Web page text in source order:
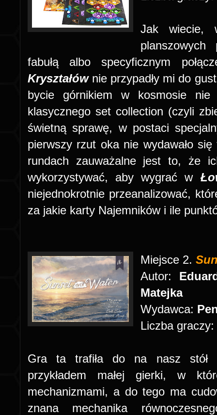
Jak wiecie,
planszowych
fabułą albo specyficznym
Kryształównie przypadły mi do
bycie górnikiem w kosmosie
klasycznego set collection (czyli
świetną sprawę, w postaci
pierwszy rzut oka nie wydawało
rundach zauważalne jest to, że
wykorzystywać, aby wygrać w
niejednokrotnie przeanalizować,
za jakie karty Najemników i ile
Miejsce 2.
Autor:
Matejka
Wydawca:
Liczba graczy:
Gra ta trafiła do na nasz stół
przykładem małej gierki, w
mechanizmami, a do tego ma
znana mechanika